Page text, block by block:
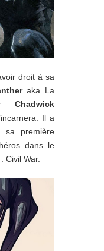
droit à sa
aka La
Chadwick
Il a
première
dans le
Civil War.